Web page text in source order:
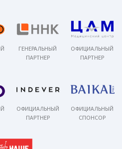
ГЕНЕРАЛЬНЫЙ
ПАРТНЕР
ОФИЦИАЛЬНЫЙ
ПАРТНЕР
ОФИЦИАЛЬНЫЙ
ПАРТНЕР
ОФИЦИАЛЬНЫЙ
СПОНСОР